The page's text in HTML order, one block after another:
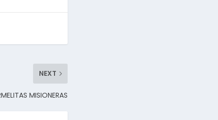
NEXT
MISIONERAS